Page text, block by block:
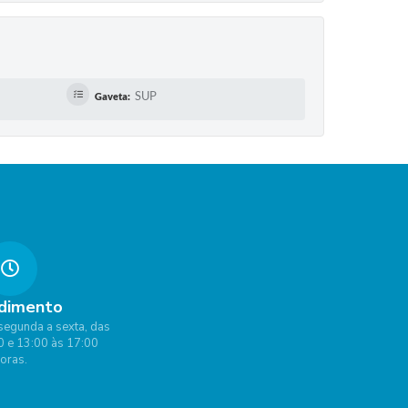
Gaveta: SUP
a sexta, das
e 13:00 às 17:00